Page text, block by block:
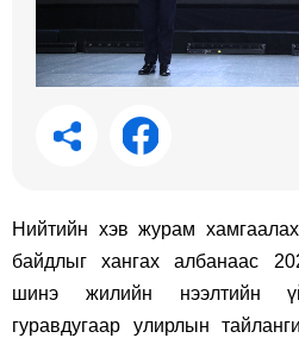
Нийтийн хэв журам
байдлыг хангах албанаас
шинэ жилийн нээлтийн
гуравдугаар улирлын